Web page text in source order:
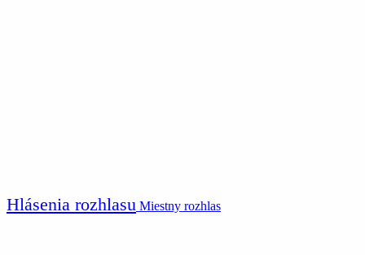
Hlásenia rozhlasu Miestny rozhlas